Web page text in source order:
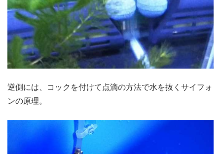
逆側には、コックを付けて点滴の方法で水を抜くサイフォ
ンの原理。